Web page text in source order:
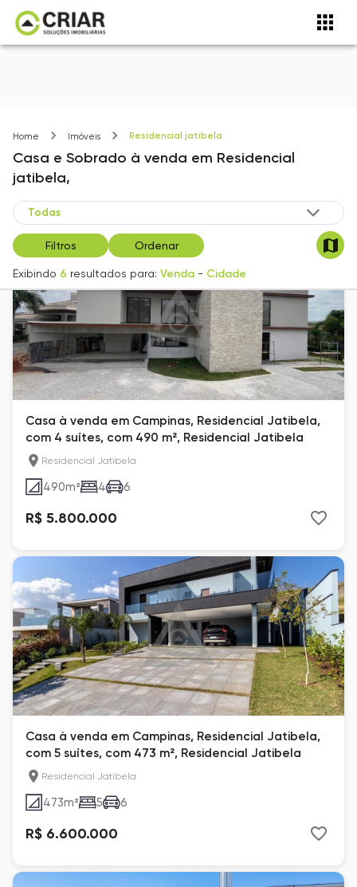
Home Imóveis Residencial jatibela
Casa e Sobrado à venda em Residencial
jatibela,
Filtros Ordenar
Exibindo 6 resultados para: Venda - Cidade
Casa à venda em Campinas, Residencial Jatibela,
com 4 suítes, com 490 m², Residencial Jatibela
Residencial Jatibela
490m² 4 6
R$ 5.800.000
Casa à venda em Campinas, Residencial Jatibela,
com 5 suítes, com 473 m², Residencial Jatibela
Residencial Jatibela
473m² 5 6
R$ 6.600.000